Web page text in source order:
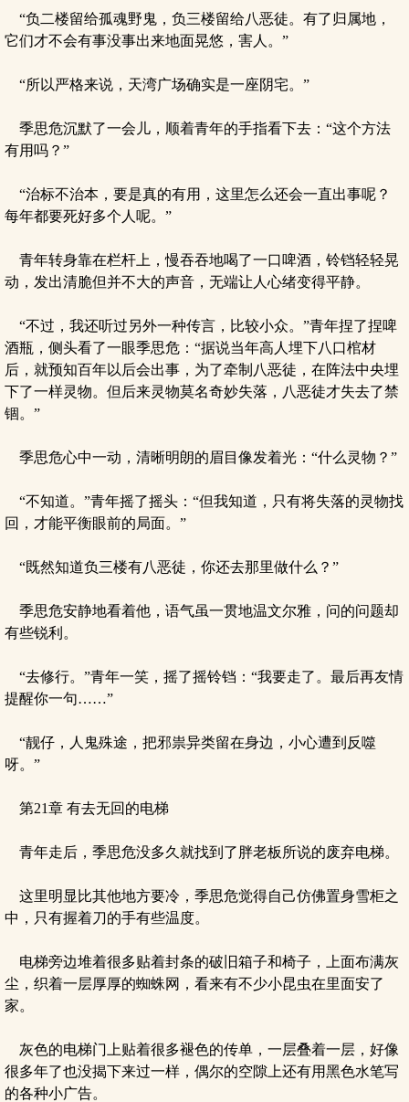
“负二楼留给孤魂野鬼，负三楼留给八恶徒。有了归属地，
它们才不会有事没事出来地面晃悠，害人。”
“所以严格来说，天湾广场确实是一座阴宅。”
季思危沉默了一会儿，顺着青年的手指看下去：“这个方法
有用吗？”
“治标不治本，要是真的有用，这里怎么还会一直出事呢？
每年都要死好多个人呢。”
青年转身靠在栏杆上，慢吞吞地喝了一口啤酒，铃铛轻轻晃
动，发出清脆但并不大的声音，无端让人心绪变得平静。
“不过，我还听过另外一种传言，比较小众。”青年捏了捏啤
酒瓶，侧头看了一眼季思危：“据说当年高人埋下八口棺材
后，就预知百年以后会出事，为了牵制八恶徒，在阵法中央埋
下了一样灵物。但后来灵物莫名奇妙失落，八恶徒才失去了禁
锢。”
季思危心中一动，清晰明朗的眉目像发着光：“什么灵物？”
“不知道。”青年摇了摇头：“但我知道，只有将失落的灵物找
回，才能平衡眼前的局面。”
“既然知道负三楼有八恶徒，你还去那里做什么？”
季思危安静地看着他，语气虽一贯地温文尔雅，问的问题却
有些锐利。
“去修行。”青年一笑，摇了摇铃铛：“我要走了。最后再友情
提醒你一句……”
“靓仔，人鬼殊途，把邪祟异类留在身边，小心遭到反噬
呀。”
第21章 有去无回的电梯
青年走后，季思危没多久就找到了胖老板所说的废弃电梯。
这里明显比其他地方要冷，季思危觉得自己仿佛置身雪柜之
中，只有握着刀的手有些温度。
电梯旁边堆着很多贴着封条的破旧箱子和椅子，上面布满灰
尘，织着一层厚厚的蜘蛛网，看来有不少小昆虫在里面安了
家。
灰色的电梯门上贴着很多褪色的传单，一层叠着一层，好像
很多年了也没揭下来过一样，偶尔的空隙上还有用黑色水笔写
的各种小广告。